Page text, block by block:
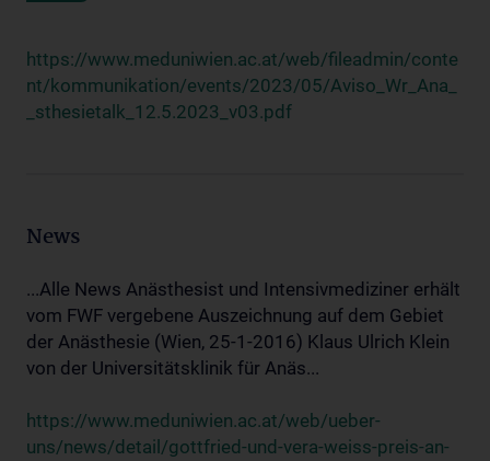
https://www.meduniwien.ac.at/web/fileadmin/conte
nt/kommunikation/events/2023/05/Aviso_Wr_Ana_
_sthesietalk_12.5.2023_v03.pdf
News
...Alle News Anästhesist und Intensivmediziner erhält
vom FWF vergebene Auszeichnung auf dem Gebiet
der Anästhesie (Wien, 25-1-2016) Klaus Ulrich Klein
von der Universitätsklinik für Anäs...
https://www.meduniwien.ac.at/web/ueber-
uns/news/detail/gottfried-und-vera-weiss-preis-an-